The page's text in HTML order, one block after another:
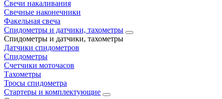
Свечи накаливания
Свечные наконечники
Факельная свеча
Спидометры и датчики, тахометры
Спидометры и датчики, тахометры
Датчики спидометров
Спидометры
Счетчики моточасов
Тахометры
Тросы спидометра
Стартеры и комплектующие